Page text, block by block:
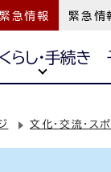
緊急情報 緊急情
くらし・手続き
文化・交流・ス